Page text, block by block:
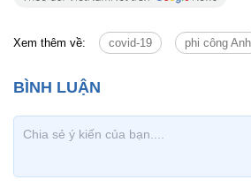
Xem thêm về: covid-19 phi công Anh